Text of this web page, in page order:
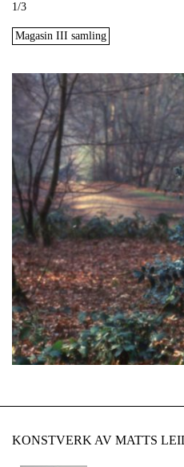
1/3
Magasin III samling
KONSTVERK AV MATTS